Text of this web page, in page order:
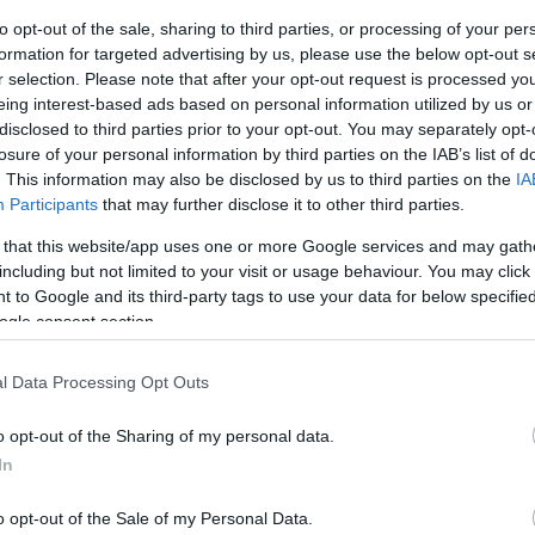
opt-out of the sale, sharing to third parties, or processing of your
for targeted advertising by us, please use the below opt-out
selection. Please note that after your opt-out request is processed
interest-based ads based on personal information utilized by us
to third parties prior to your opt-out. You may separately
of your personal information by third parties on the IAB’s list of
This information may also be disclosed by us to third parties on the
Participants that may further disclose it to other third parties.
that this website/app uses one or more Google services and may
but not limited to your visit or usage behaviour. You may
to Google and its third-party tags to use your data for below
consent section.
Data Processing Opt Outs
opt-out of the Sharing of my personal data.
opt-out of the Sale of my Personal Data.
húsz órával a német THW Kiel ellen
után kellett pályára lépnie a
nem látszott a játékán, hiszen 3-0-val
ám a folytatásban a PSG egy ötös
ezt követően sem boldogultak ellenfelük
így a szünetben már 14-11-es
nem változott a játék képe és a
cserékkel frissítette csapatát. Lékai
ám a PSG-nek szinte minden
egy 4-1-es sorozattal 26-21-re ellépett.
a hajrában sem tudott felzárkózni a
érnie a negyedik hellyel.